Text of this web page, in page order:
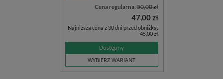
Dostępny
WYBIERZ WARIANT
Cena regularna:50,00 zł
47,00 zł
Najniższa cena z 30 dni przed obniżką:
45,00 zł